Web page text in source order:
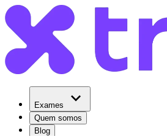
Exames
Quem somos
Blog